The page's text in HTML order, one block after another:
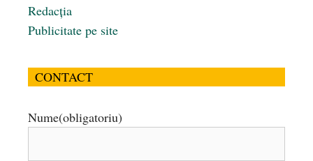
Redacția
Publicitate pe site
CONTACT
Nume(obligatoriu)